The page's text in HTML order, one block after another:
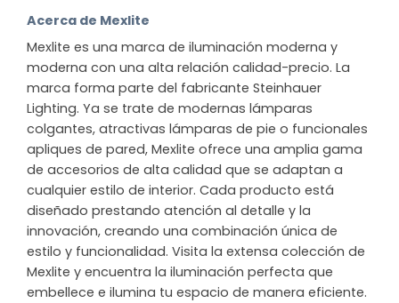
Acerca de Mexlite
Mexlite es una marca de iluminación moderna y
moderna con una alta relación calidad-precio. La
marca forma parte del fabricante Steinhauer
Lighting. Ya se trate de modernas lámparas
colgantes, atractivas lámparas de pie o funcionales
apliques de pared, Mexlite ofrece una amplia gama
de accesorios de alta calidad que se adaptan a
cualquier estilo de interior. Cada producto está
diseñado prestando atención al detalle y la
innovación, creando una combinación única de
estilo y funcionalidad. Visita la extensa colección de
Mexlite y encuentra la iluminación perfecta que
embellece e ilumina tu espacio de manera eficiente.